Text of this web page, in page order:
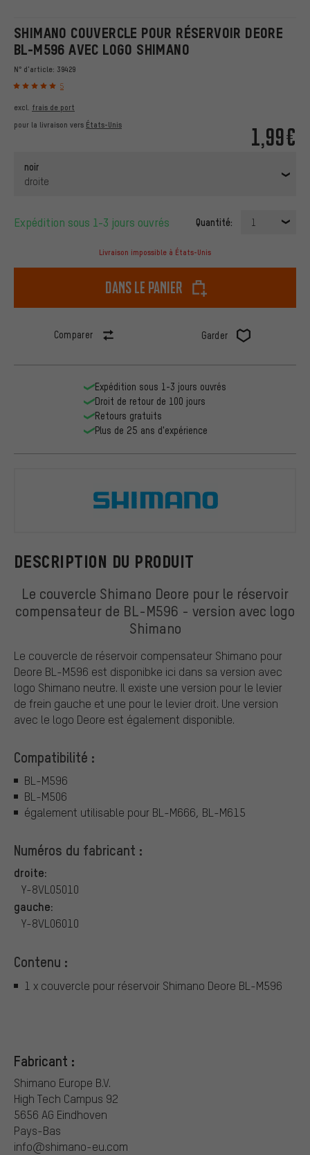
SHIMANO COUVERCLE POUR RÉSERVOIR DEORE
BL-M596 AVEC LOGO SHIMANO
N° d'article: 39429
5
1,99€
excl. frais de port
pour la livraison vers États-Unis
noir
droite
Expédition sous 1-3 jours ouvrés Quantité: 1
Livraison impossible à États-Unis
dans le panier
Comparer Garder
DESCRIPTION DU PRODUIT
Le couvercle Shimano Deore pour le réservoir
compensateur de BL-M596 - version avec logo
Shimano
Le couvercle de réservoir compensateur Shimano pour
Deore BL-M596 est disponibke ici dans sa version avec
logo Shimano neutre. Il existe une version pour le levier
de frein gauche et une pour le levier droit. Une version
avec le logo Deore est également disponible.
Compatibilité :
BL-M596
BL-M506
également utilisable pour BL-M666, BL-M615
Numéros du fabricant :
droite:
Y-8VL05010
gauche:
Y-8VL06010
Contenu :
1 x couvercle pour réservoir Shimano Deore BL-M596
Fabricant :
Shimano Europe B.V.
High Tech Campus 92
5656 AG Eindhoven
Pays-Bas
info@shimano-eu.com
Expédition sous 1-3 jours ouvrés
Droit de retour de 100 jours
Retours gratuits
Plus de 25 ans d'expérience
Shimano